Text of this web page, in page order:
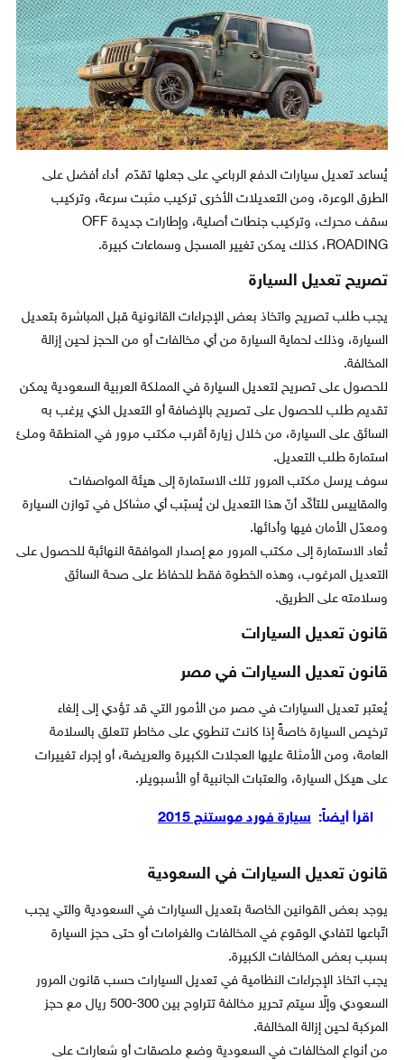
يُساعد تعديل سيارات الدفع الرباعي على جعلها تقدّم أداء أفضل على
الطرق الوعرة، ومن التعديلات الأخرى تركيب مثبت سرعة، وتركيب
سقف محرك، وتركيب جنطات أصلية، وإطارات جديدة OFF
ROADING، كذلك يمكن تغيير المسجل وسماعات كبيرة.
تصريح تعديل السيارة
يجب طلب تصريح واتخاذ بعض الإجراءات القانونية قبل المباشرة بتعديل
السيارة، وذلك لحماية السيارة من أي مخالفات أو من الحجز لحين إزالة
المخالفة.
للحصول على تصريح لتعديل السيارة في المملكة العربية السعودية يمكن
تقديم طلب للحصول على تصريح بالإضافة أو التعديل الذي يرغب به
السائق على السيارة، من خلال زيارة أقرب مكتب مرور في المنطقة وملئ
استمارة طلب التعديل.
سوف يرسل مكتب المرور تلك الاستمارة إلى هيئة المواصفات
والمقاييس للتأكّد أنّ هذا التعديل لن يُسبّب أي مشاكل في توازن السيارة
ومعدّل الأمان فيها وأدائها.
تُعاد الاستمارة إلى مكتب المرور مع إصدار الموافقة النهائبة للحصول على
التعديل المرغوب، وهذه الخطوة فقط للحفاظ على صحة السائق
وسلامته على الطريق.
قانون تعديل السيارات
قانون تعديل السيارات في مصر
يُعتبر تعديل السيارات في مصر من الأمور التي قد تؤدي إلى إلغاء
ترخيص السيارة خاصةً إذا كانت تنطوي على مخاطر تتعلق بالسلامة
العامة، ومن الأمثلة عليها العجلات الكبيرة والعريضة، أو إجراء تغييرات
على هيكل السيارة، والعتبات الجانبية أو الأسبويلر.
اقرأ أيضاً: سيارة فورد موستنج 2015
قانون تعديل السيارات في السعودية
يوجد بعض القوانين الخاصة بتعديل السيارات في السعودية والتي يجب
اتّباعها لتفادي الوقوع في المخالفات والغرامات أو حتى حجز السيارة
بسبب بعض المخالفات الكبيرة.
يجب اتخاذ الإجراءات النظامية في تعديل السيارات حسب قانون المرور
السعودي وإلّا سيتم تحرير مخالفة تتراوح بين 300-500 ريال مع حجز
المركبة لحين إزالة المخالفة.
من أنواع المخالفات في السعودية وضع ملصقات أو شعارات على